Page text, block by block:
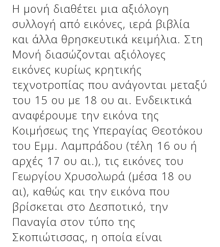
Δείτε μας:
Δείτε μας:
Η μονή διαθέτει μια αξιόλογη
συλλογή από εικόνες, ιερά βιβλία
και άλλα θρησκευτικά κειμήλια. Στη
Μονή διασώζονται αξιόλογες
εικόνες κυρίως κρητικής
τεχνοτροπίας που ανάγονται μεταξύ
του 15 ου με 18 ου αι. Ενδεικτικά
αναφέρουμε την εικόνα της
Κοιμήσεως της Υπεραγίας Θεοτόκου
του Εμμ. Λαμπράδου (τέλη 16 ου ή
αρχές 17 ου αι.), τις εικόνες του
Γεωργίου Χρυσολωρά (μέσα 18 ου
αι), καθώς και την εικόνα που
βρίσκεται στο Δεσποτικό, την
Παναγία στον τύπο της
Σκοπιώτισσας, η οποία είναι